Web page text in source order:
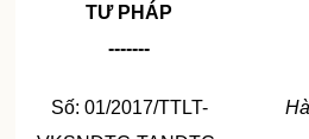
TƯ PHÁP
-------
Số: 01/2017/TTLT-